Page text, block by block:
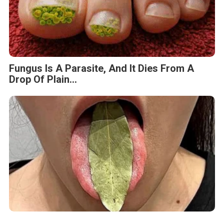
Fungus Is A Parasite, And It Dies From A
Drop Of Plain...